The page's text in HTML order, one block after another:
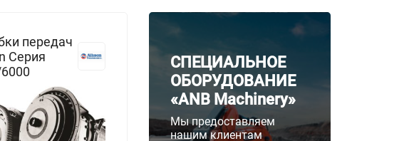
передач
Серия
Allison Серия
4000
СПЕЦИАЛЬНОЕ
ОБОРУДОВАНИЕ
«ANB Machinery»
Мы предоставляем
нашим клиентам